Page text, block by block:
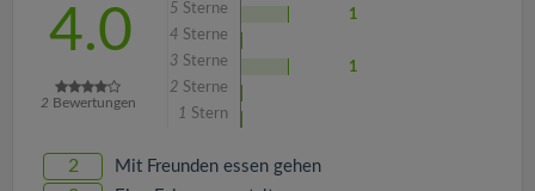
4.0
2 Bewertungen
5 Sterne
1
4 Sterne
3 Sterne
1
2 Sterne
1 Stern
2 Mit Freunden essen gehen
n
a
v